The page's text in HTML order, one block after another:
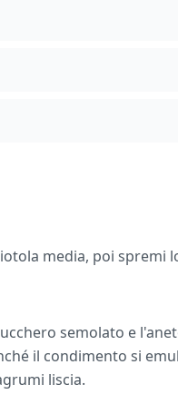
media, poi spremi
semolato e
il condimento si
liscia.